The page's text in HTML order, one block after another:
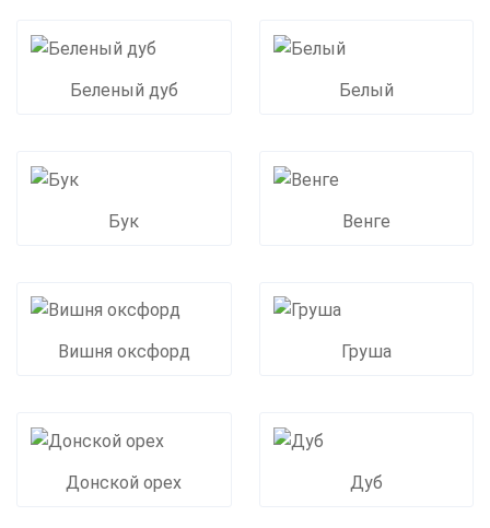
Беленый дуб Белый
Бук Венге
Вишня оксфорд Груша
Донской орех Дуб